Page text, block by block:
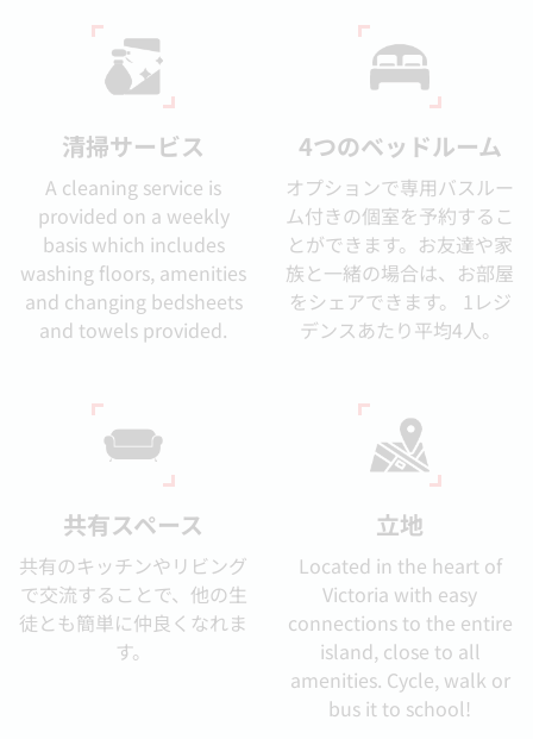
清掃サービス
A cleaning service is
provided on a weekly
basis which includes
washing floors, amenities
and changing bedsheets
and towels provided.
4つのベッドルーム
オプションで専用バスルー
ム付きの個室を予約するこ
とができます。お友達や家
族と一緒の場合は、お部屋
をシェアできます。 1レジ
デンスあたり平均4人。
共有スペース
共有のキッチンやリビング
で交流することで、他の生
徒とも簡単に仲良くなれま
す。
立地
Located in the heart of
Victoria with easy
connections to the entire
island, close to all
amenities. Cycle, walk or
bus it to school!